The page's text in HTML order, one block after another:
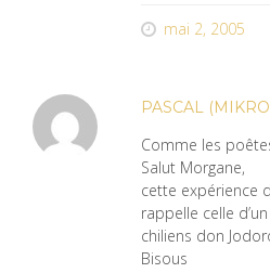
mai 2, 2005
PASCAL
Comme les
Salut Morgane,
cette expérience
rappelle celle
chiliens don
Bisous